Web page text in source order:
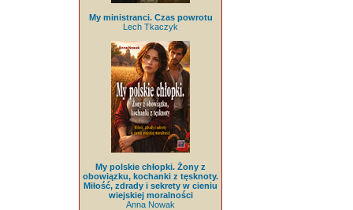
My ministranci. Czas powrotu
Lech Tkaczyk
My polskie chłopki. Żony z
obowiązku, kochanki z tęsknoty.
Miłość, zdrady i sekrety w cieniu
wiejskiej moralności
Anna Nowak